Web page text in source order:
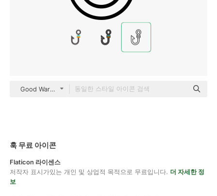
Good Ware Lineal
훅 무료 아이콘
Flaticon 라이센스
저작자 표시가있는 개인 및 상업적 목적으로 무료입니다. 더 자세한 정
보